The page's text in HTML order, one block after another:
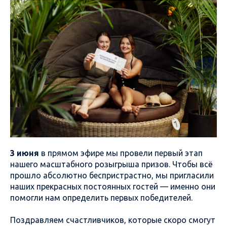
3 июня в прямом эфире мы провели первый этап
нашего масштабного розыгрыша призов. Чтобы всё
прошло абсолютно беспристрастно, мы пригласили
наших прекрасных постоянных гостей — именно они
помогли нам определить первых победителей.
Поздравляем счастливчиков, которые скоро смогут